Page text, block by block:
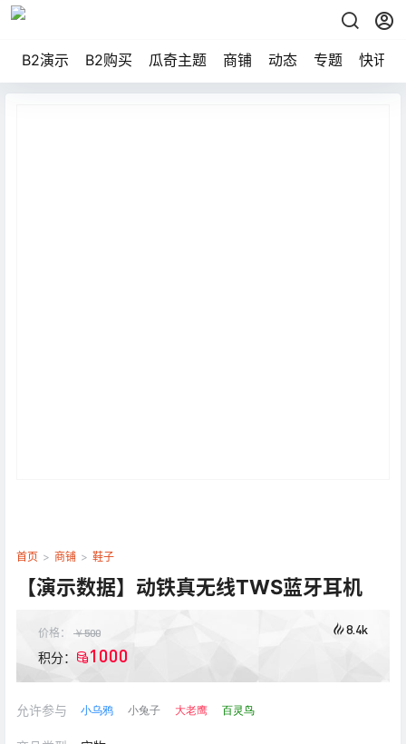
B2演示 B2购买 瓜奇主题 商铺 动态 专题 快讯
首页 > 商铺 > 鞋子
【演示数据】动铁真无线TWS蓝牙耳机
价格： ￥500
积分： 1000
8.4k
允许参与 小乌鸦 小兔子 大老鹰 百灵鸟